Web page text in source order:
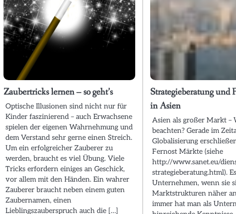
Zaubertricks lernen – so geht’s
Optische Illusionen sind nicht nur für
Kinder faszinierend – auch Erwachsene
spielen der eigenen Wahrnehmung und
dem Verstand sehr gerne einen Streich.
Um ein erfolgreicher Zauberer zu
werden, braucht es viel Übung. Viele
Tricks erfordern einiges an Geschick,
vor allem mit den Händen. Ein wahrer
Zauberer braucht neben einem guten
Zaubernamen, einen
Lieblingszauberspruch auch die […]
Strategieberatung und
in Asien
Asien als großer Markt –
beachten? Gerade im
Globalisierung
Fernost Märkte (siehe
http://www.sanet.eu/
strategieberatung.html).
Unternehmen, wenn sie
Marktstrukturen näher
immer hat man als